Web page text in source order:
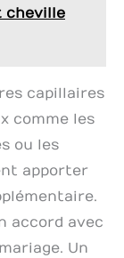
cheville
capillaires
comme les
ou les
apporter
accord avec
Un